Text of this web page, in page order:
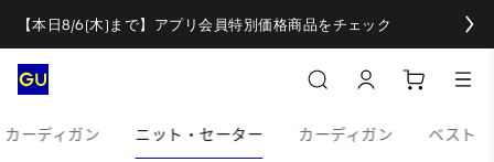
【本日8/6(木)まで】アプリ会員特別価格商品をチェック
ーディガン ニット・セーター カーディガン ベスト